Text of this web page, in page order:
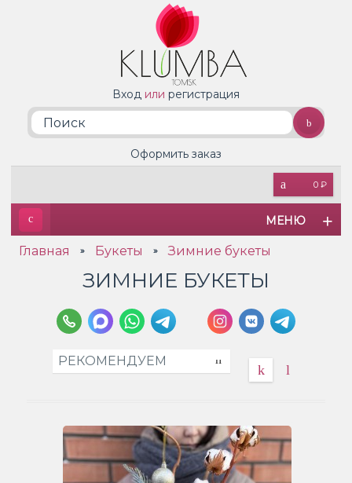
Вход или регистрация
0 ₽
Оформить заказ
МЕНЮ
Главная » Букеты » Зимние букеты
ЗИМНИЕ БУКЕТЫ